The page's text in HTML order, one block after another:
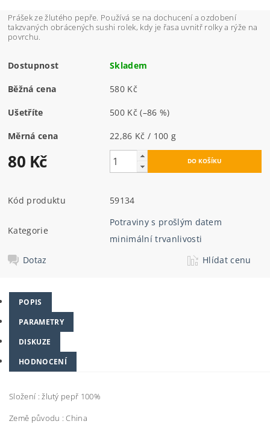
Prášek ze žlutého pepře. Používá se na dochucení a ozdobení
takzvaných obrácených sushi rolek, kdy je řasa uvnitř rolky a rýže na
povrchu.
Dostupnost Skladem
Běžná cena 580 Kč
Ušetříte 500 Kč(–86 %)
Měrná cena 22,86 Kč / 100 g
80 Kč
Kód produktu 59134
Kategorie
Potraviny s prošlým datem
minimální trvanlivosti
Dotaz
Hlídat cenu
POPIS
PARAMETRY
DISKUZE
HODNOCENÍ
Složení : žlutý pepř 100%
Země původu : China